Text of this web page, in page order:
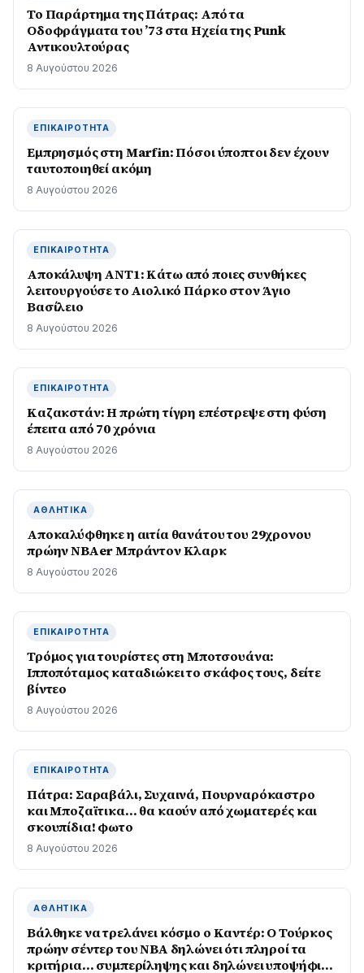
Το Παράρτημα της Πάτρας: Από τα
Οδοφράγματα του ’73 στα Ηχεία της Punk
Αντικουλτούρας
8 Αυγούστου 2026
ΕΠΙΚΑΙΡΌΤΗΤΑ
Εμπρησμός στη Marfin: Πόσοι ύποπτοι δεν έχουν
ταυτοποιηθεί ακόμη
8 Αυγούστου 2026
ΕΠΙΚΑΙΡΌΤΗΤΑ
Αποκάλυψη ΑΝΤ1: Κάτω από ποιες συνθήκες
λειτουργούσε το Αιολικό Πάρκο στον Άγιο
Βασίλειο
8 Αυγούστου 2026
ΕΠΙΚΑΙΡΌΤΗΤΑ
Καζακστάν: Η πρώτη τίγρη επέστρεψε στη φύση
έπειτα από 70 χρόνια
8 Αυγούστου 2026
ΑΘΛΗΤΙΚΆ
Αποκαλύφθηκε η αιτία θανάτου του 29χρονου
πρώην NBAer Μπράντον Κλαρκ
8 Αυγούστου 2026
ΕΠΙΚΑΙΡΌΤΗΤΑ
Τρόμος για τουρίστες στη Μποτσουάνα:
Ιπποπόταμος καταδιώκει το σκάφος τους, δείτε
βίντεο
8 Αυγούστου 2026
ΕΠΙΚΑΙΡΌΤΗΤΑ
Πάτρα: Σαραβάλι, Συχαινά, Πουρναρόκαστρο
και Μποζαϊτικα… θα καούν από χωματερές και
σκουπίδια! φωτο
8 Αυγούστου 2026
ΑΘΛΗΤΙΚΆ
Βάλθηκε να τρελάνει κόσμο ο Καντέρ: Ο Τούρκος
πρώην σέντερ του NBA δηλώνει ότι πληροί τα
κριτήρια… συμπερίληψης και δηλώνει υποψήφιος